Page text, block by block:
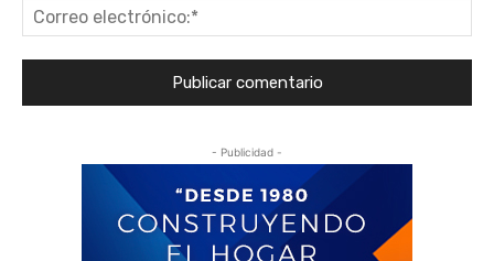
- Publicidad -